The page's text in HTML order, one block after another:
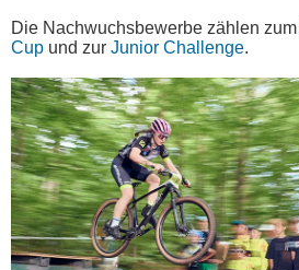
Die Nachwuchsbewerbe zählen zum
Cup und zur Junior Challenge.